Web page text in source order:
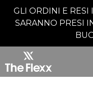
GLI ORDINI E RESI
SARANNO PRESI